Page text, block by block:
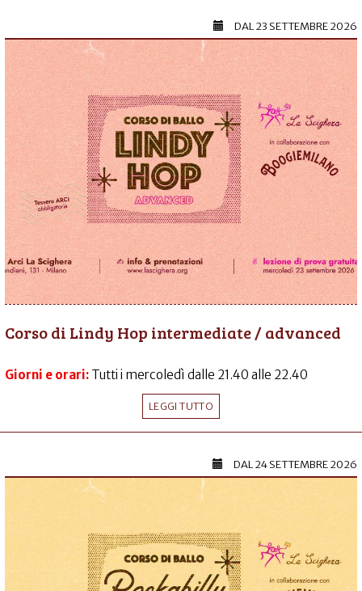
DAL23 SETTEMBRE 2026
Corso di Lindy Hop intermediate / advanced
Giorni e orari: Tutti i mercoledì dalle 21.40 alle 22.40
LEGGI TUTTO
DAL24 SETTEMBRE 2026